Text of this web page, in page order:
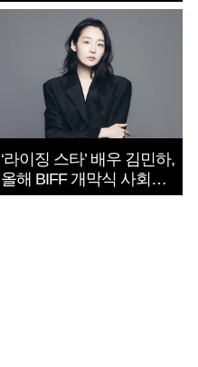
지는 ‘전쟁 속죄’
‘라이징 스타’ 배우 김민하,
올해 BIFF 개막식 사회자
확정